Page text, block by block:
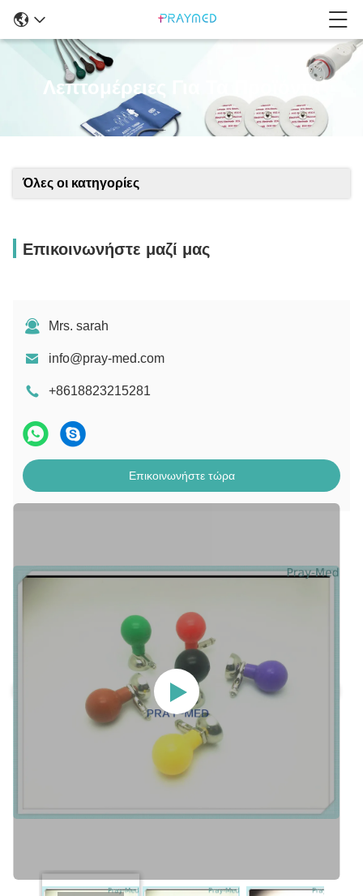
Λεπτομέρειες Για Τα Προϊόντα
Όλες οι κατηγορίες
Επικοινωνήστε μαζί μας
Mrs. sarah
info@pray-med.com
+8618823215281
Επικοινωνήστε τώρα